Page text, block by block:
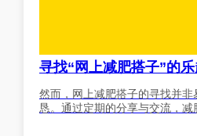
寻找“网上减肥搭子”的
然而，网上减肥搭子的寻找并
恳。通过定期的分享与交流，减